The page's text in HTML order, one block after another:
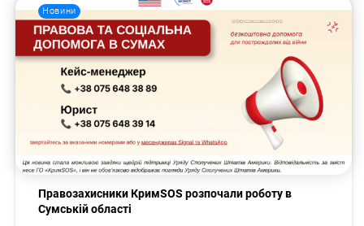
Новини
Правозахисники КримSOS розпочали роботу в
Сумській області